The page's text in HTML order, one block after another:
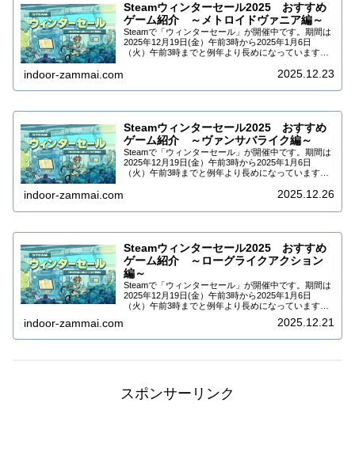
Steamウィンターセール2025 おすすめ
ゲーム紹介 ～メトロイドヴァニア編～
Steamで「ウィンターセール」が開催中です。期間は
2025年12月19日(金）午前3時から2025年1月6日
（火）午前3時までと例年より長めになっています。
indoor-zammai.com 2025.12.23
Steamウィンターセール2025 おすすめ
ゲーム紹介 ～ヴァンサバライク編～
Steamで「ウィンターセール」が開催中です。期間は
2025年12月19日(金）午前3時から2025年1月6日
（火）午前3時までと例年より長めになっています。
indoor-zammai.com 2025.12.26
Steamウィンターセール2025 おすすめ
ゲーム紹介 ～ローグライクアクション
編～
Steamで「ウィンターセール」が開催中です。期間は
2025年12月19日(金）午前3時から2025年1月6日
（火）午前3時までと例年より長めになっています。
indoor-zammai.com 2025.12.21
スポンサーリンク